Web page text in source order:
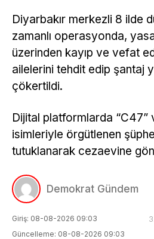
Diyarbakır merkezli 8 ilde
zamanlı operasyonda,
üzerinden kayıp ve vefat
ailelerini tehdit edip şantaj
çökertildi.
Dijital platformlarda “C47”
isimleriyle örgütlenen
tutuklanarak cezaevine
Demokrat Gündem
Giriş: 08-08-2026 09:03
Güncelleme: 08-08-2026 09:03